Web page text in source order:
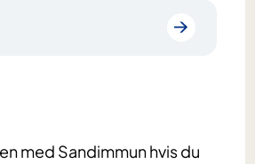
med Sandimmun hvis du